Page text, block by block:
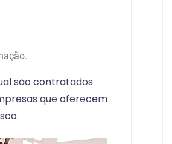
são contratados
que oferecem